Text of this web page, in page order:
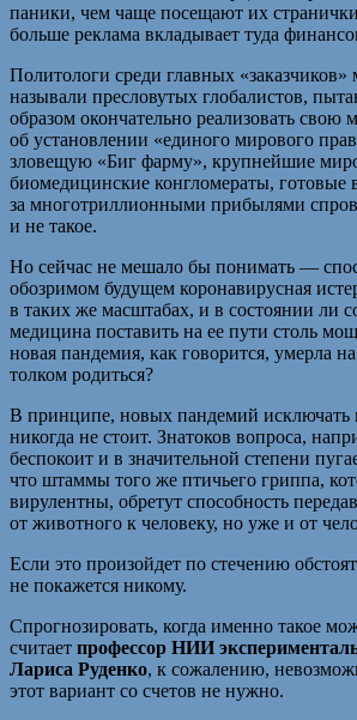
паники, чем чаще посещают их
больше реклама вкладывает туда
Политологи среди главных
называли пресловутых глобалистов,
образом окончательно реализовать свою
об установлении «единого мирового
зловещую «Биг фарму», крупнейшие
биомедицинские конгломераты, готовые
за многотриллионными прибылями
и не такое.
Но сейчас не мешало бы понимать —
обозримом будущем коронавирусная
в таких же масштабах, и в состоянии ли
медицина поставить на ее пути столь
новая пандемия, как говорится, умерла
толком родиться?
В принципе, новых пандемий исключать
никогда не стоит. Знатоков вопроса,
беспокоит и в значительной степени
что штаммы того же птичьего гриппа,
вирулентны, обретут способность
от животного к человеку, но уже и от
Если это произойдет по стечению
не покажется никому.
Спрогнозировать, когда именно такое
считает профессор НИИ
Лариса Руденко, к сожалению,
этот вариант со счетов не нужно.